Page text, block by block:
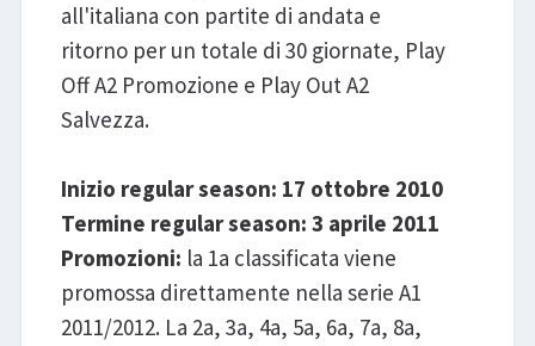
all'italiana con partite di andata e
ritorno per un totale di 30 giornate, Play
Off A2 Promozione e Play Out A2
Salvezza.
Inizio regular season: 17 ottobre 2010
Termine regular season: 3 aprile 2011
Promozioni: la 1a classificata viene
promossa direttamente nella serie A1
2011/2012. La 2a, 3a, 4a, 5a, 6a, 7a, 8a,